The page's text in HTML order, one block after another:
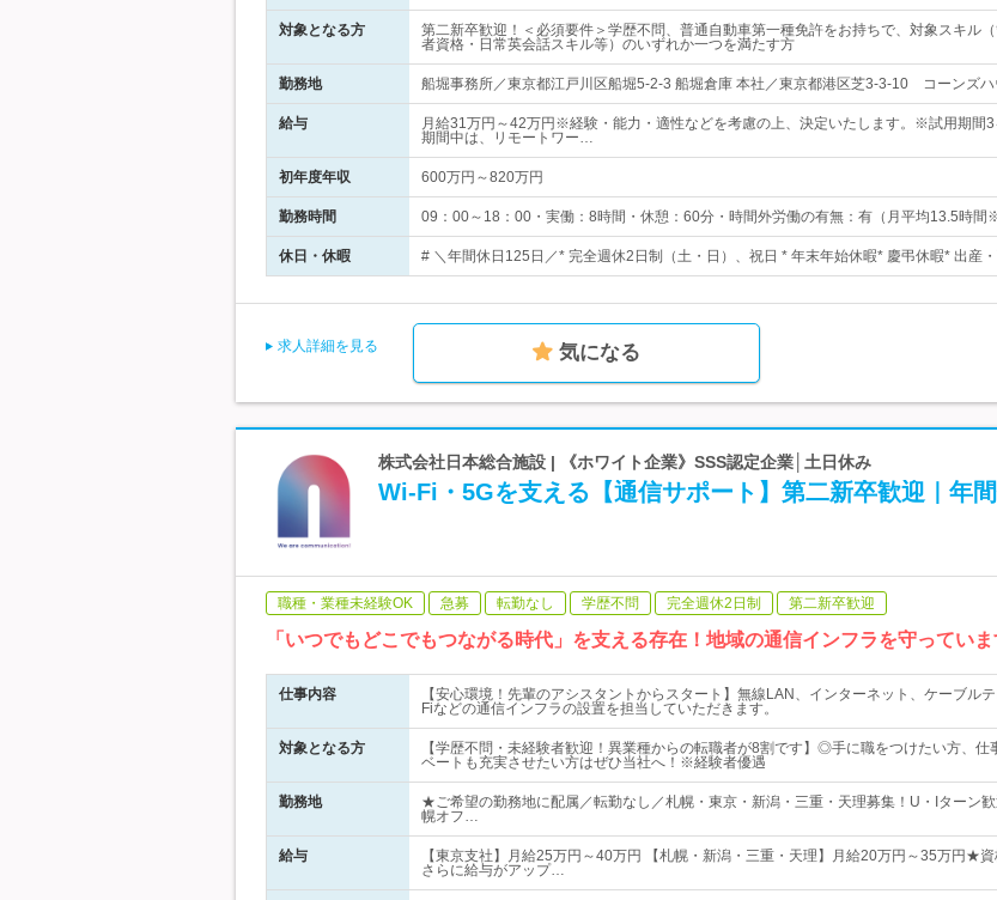
対象となる方
第二新卒歓迎！＜必須要件＞学歴不問、普通自動車第一種免許をお持ちで、対象スキル
者資格・日常英会話スキル等）のいずれか一つを満たす方
勤務地 船堀事務所／東京都江戸川区船堀5-2-3 船堀倉庫 本社／東京都港区芝3-3-10 コーンズ
給与
月給31万円～42万円※経験・能力・適性などを考慮の上、決定いたします。※試用期間
期間中は、リモートワー…
初年度年収 600万円～820万円
勤務時間 09：00～18：00・実働：8時間・休憩：60分・時間外労働の有無：有（月平均13.5時
休日・休暇 # ＼年間休日125日／* 完全週休2日制（土・日）、祝日 * 年末年始休暇* 慶弔休暇* 出産
求人詳細を見る 気になる
株式会社日本総合施設 | 《ホワイト企業》SSS認定企業│土日休み
Wi-Fi・5Gを支える【通信サポート】第二新卒歓迎｜年
職種・業種未経験OK 急募 転勤なし 学歴不問 完全週休2日制 第二新卒歓迎
「いつでもどこでもつながる時代」を支える存在！地域の通信インフラを守っていま
仕事内容
【安心環境！先輩のアシスタントからスタート】無線LAN、インターネット、ケーブル
Fiなどの通信インフラの設置を担当していただきます。
対象となる方
【学歴不問・未経験者歓迎！異業種からの転職者が8割です】◎手に職をつけたい方、仕
ベートも充実させたい方はぜひ当社へ！※経験者優遇
勤務地
★ご希望の勤務地に配属／転勤なし／札幌・東京・新潟・三重・天理募集！U・Iターン
幌オフ…
給与
【東京支社】月給25万円～40万円 【札幌・新潟・三重・天理】月給20万円～35万円★
さらに給与がアップ…